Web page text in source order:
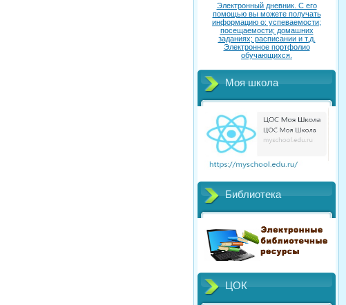
Электронный дневник. C его
помощью вы можете получать
информацию о: успеваемости;
посещаемости; домашних
заданиях; расписании и т.д.
Электронное портфолио
обучающихся.
Моя школа
Библиотека
ЦОК